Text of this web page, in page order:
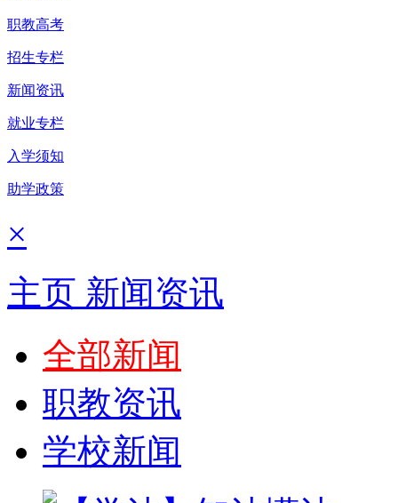
职教高考
招生专栏
新闻资讯
就业专栏
入学须知
助学政策
×
主页 新闻资讯
全部新闻
职教资讯
学校新闻